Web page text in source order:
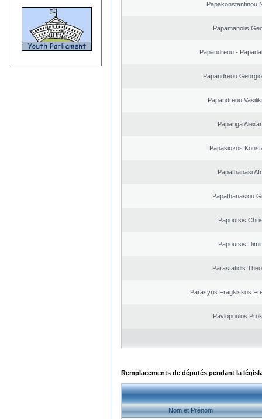
Papakonstantinou
Papamanolis
Papandreou -
Papandreou
Papandreou
Papariga
Papasiozos
Papathanasi
Papathanasiou
Papoutsis
Papoutsis
Parastatidis
Parasyris Fragkiskos
Pavlopoulos
Remplacements de députés pendant la
Nom et Prénom